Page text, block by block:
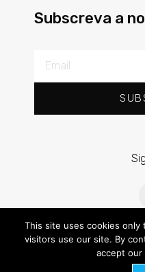
Subscreva a
RPS –
This site uses cookies
visitors use our site. By
accept our